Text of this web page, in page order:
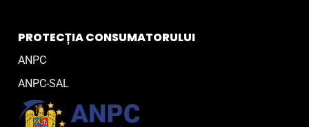
PROTECȚIA CONSUMATORULUI
ANPC
ANPC-SAL